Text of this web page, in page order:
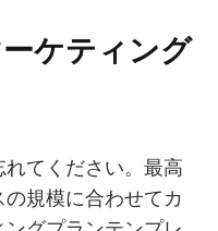
ケティング
てください。最高
規模に合わせてカ